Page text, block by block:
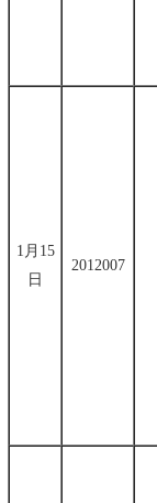
1月15
日
2012007